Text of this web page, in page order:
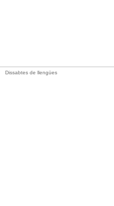
Dissabtes de llengües